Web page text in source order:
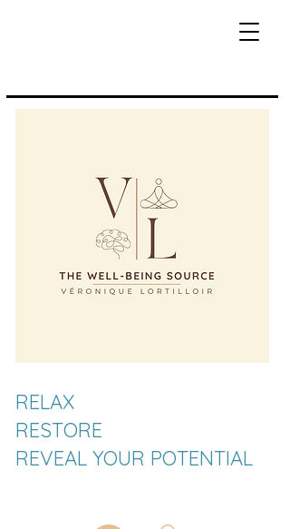
RELAX
RESTORE
REVEAL YOUR POTENTIAL